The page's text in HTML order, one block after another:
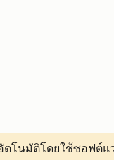
ตโนมัติโดยใช้ซอฟต์